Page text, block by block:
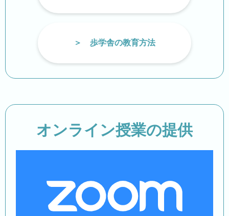
歩学舎の教育方法
オンライン授業の提供